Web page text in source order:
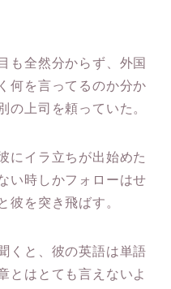
も全然分からず、外国
何を言ってるのか分か
の上司を頼っていた。
にイラ立ちが出始めた
い時しかフォローはせ
彼を突き飛ばす。
くと、彼の英語は単語
とはとても言えないよ